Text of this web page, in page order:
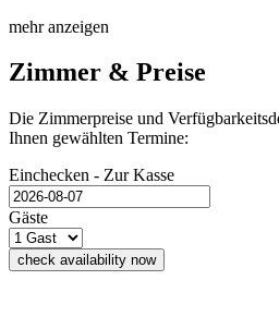
mehr anzeigen
Zimmer & Preise
Die Zimmerpreise und
Ihnen gewählten Termine:
Einchecken - Zur Kasse
Gäste
check availability now